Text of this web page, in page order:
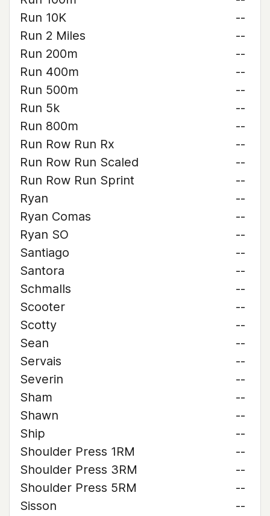
Run 10K
--
Run 2 Miles
--
Run 200m
--
Run 400m
--
Run 500m
--
Run 5k
--
Run 800m
--
Run Row Run Rx
--
Run Row Run Scaled
--
Run Row Run Sprint
--
Ryan
--
Ryan Comas
--
Ryan SO
--
Santiago
--
Santora
--
Schmalls
--
Scooter
--
Scotty
--
Sean
--
Servais
--
Severin
--
Sham
--
Shawn
--
Ship
--
Shoulder Press 1RM
--
Shoulder Press 3RM
--
Shoulder Press 5RM
--
Sisson
--